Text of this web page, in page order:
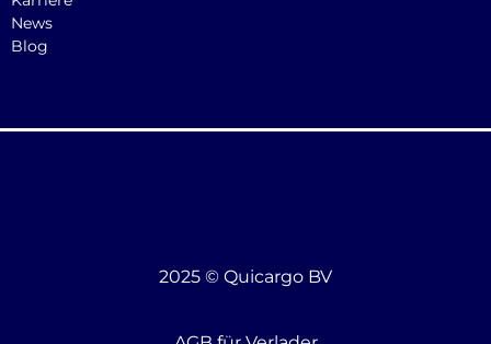
News
Blog
2025 © Quicargo BV